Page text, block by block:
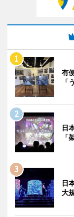
有
「
日
「
日
大